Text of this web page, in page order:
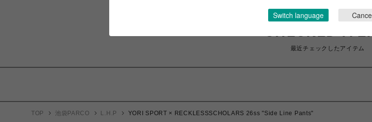
最近チェックしたアイテム
TOP 池袋PARCO L.H.P YORI SPORT × RECKLESSSCHOLARS 26ss "Side Line Pants"
Switch language